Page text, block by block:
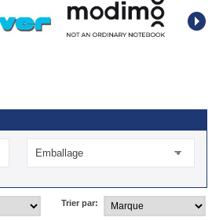
Emballage
Trier par: